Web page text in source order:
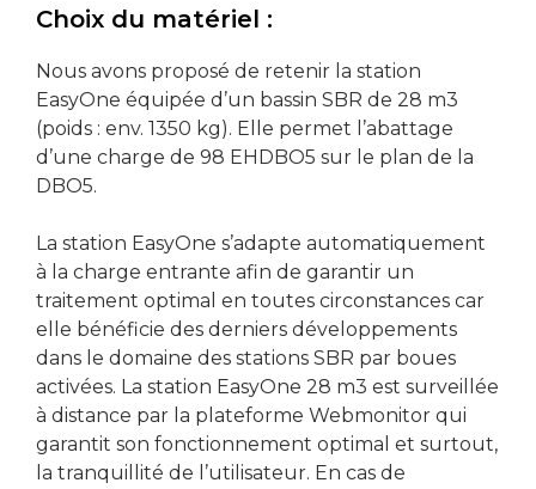
Choix du matériel :
Nous avons proposé de retenir la station
EasyOne équipée d’un bassin SBR de 28 m3
(poids : env. 1350 kg). Elle permet l’abattage
d’une charge de 98 EHDBO5 sur le plan de la
DBO5.
La station EasyOne s’adapte automatiquement
à la charge entrante afin de garantir un
traitement optimal en toutes circonstances car
elle bénéficie des derniers développements
dans le domaine des stations SBR par boues
activées. La station EasyOne 28 m3 est surveillée
à distance par la plateforme Webmonitor qui
garantit son fonctionnement optimal et surtout,
la tranquillité de l’utilisateur. En cas de